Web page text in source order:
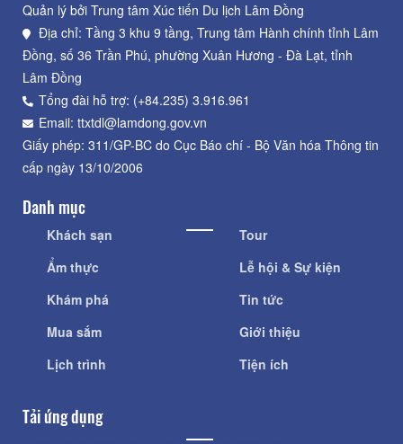
Quản lý bởi Trung tâm Xúc tiến Du lịch Lâm Đồng
Địa chỉ: Tầng 3 khu 9 tầng, Trung tâm Hành chính tỉnh Lâm
Đồng, số 36 Trần Phú, phường Xuân Hương - Đà Lạt, tỉnh
Lâm Đồng
Tổng đài hỗ trợ: (+84.235) 3.916.961
Email: ttxtdl@lamdong.gov.vn
Giấy phép: 311/GP-BC do Cục Báo chí - Bộ Văn hóa Thông tin
cấp ngày 13/10/2006
Danh mục
Khách sạn
Ẩm thực
Khám phá
Mua sắm
Lịch trình
Tour
Lễ hội & Sự kiện
Tin tức
Giới thiệu
Tiện ích
Tải ứng dụng